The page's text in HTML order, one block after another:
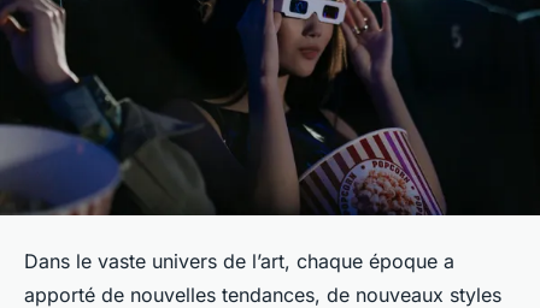
Dans le vaste univers de l’art, chaque époque a
apporté de nouvelles tendances, de nouveaux styles